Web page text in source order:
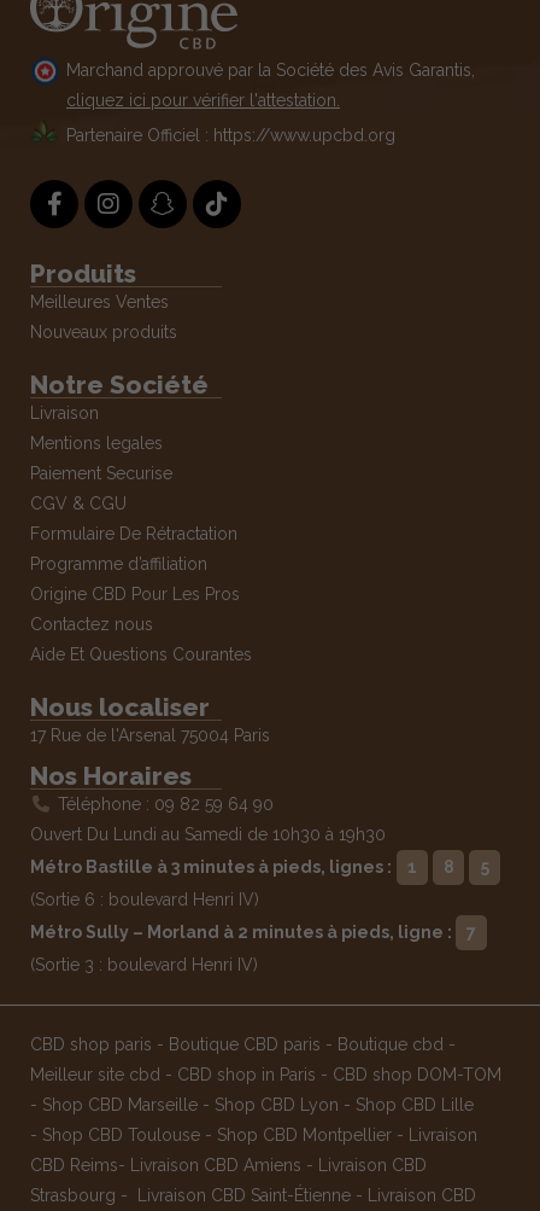
Marchand approuvé par la Société des Avis Garantis,
cliquez ici pour vérifier l'attestation.
Partenaire Officiel : https://www.upcbd.org
Produits
Meilleures Ventes
Nouveaux produits
Notre Société
Livraison
Mentions legales
Paiement Securise
CGV & CGU
Formulaire De Rétractation
Programme d’affiliation
Origine CBD Pour Les Pros
Contactez nous
Aide Et Questions Courantes
Nous localiser
17 Rue de l'Arsenal 75004 Paris
Nos Horaires
Téléphone : 09 82 59 64 90
Ouvert Du Lundi au Samedi de 10h30 à 19h30
Métro Bastille à 3 minutes à pieds, lignes :
1 8
5
(Sortie 6 : boulevard Henri IV)
Métro Sully – Morland à 2 minutes à pieds, ligne :
7
(Sortie 3 : boulevard Henri IV)
CBD shop paris - Boutique CBD paris - Boutique cbd -
Meilleur site cbd - CBD shop in Paris - CBD shop DOM-TOM
- Shop CBD Marseille - Shop CBD Lyon - Shop CBD Lille
- Shop CBD Toulouse - Shop CBD Montpellier -
Livraison
CBD Reims- Livraison CBD Amiens -
Livraison CBD
Strasbourg - Livraison CBD Saint-Étienne -
Livraison CBD